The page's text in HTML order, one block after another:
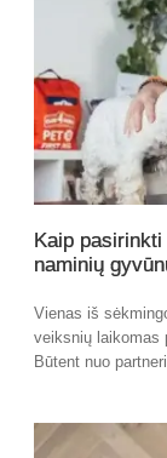
Kaip pasirinkti
naminių
Vienas iš
veiksnių laikomas
Būtent nuo